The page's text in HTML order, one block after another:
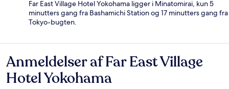
Far East Village Hotel Yokohama ligger i Minatomirai, kun 5
minutters gang fra Bashamichi Station og 17 minutters gang fra
Tokyo-bugten.
Anmeldelser
Anmeldelser af Far East Village
Hotel Yokohama